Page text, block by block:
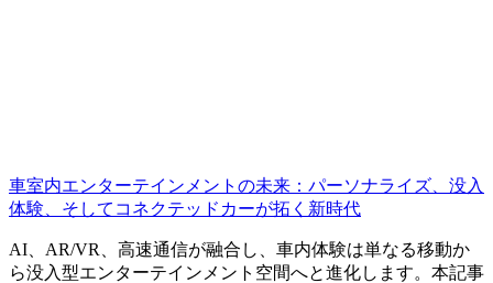
車室内エンターテインメントの未来：パーソナライズ、没入
体験、そしてコネクテッドカーが拓く新時代
AI、AR/VR、高速通信が融合し、車内体験は単なる移動か
ら没入型エンターテインメント空間へと進化します。本記事